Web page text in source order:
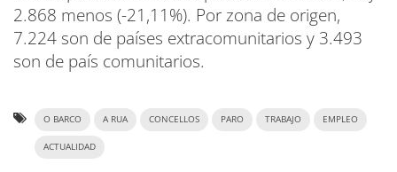
2.868 menos (-21,11%). Por zona de origen,
7.224 son de países extracomunitarios y 3.493
son de país comunitarios.
O BARCO A RUA CONCELLOS PARO TRABAJO EMPLEO
ACTUALIDAD